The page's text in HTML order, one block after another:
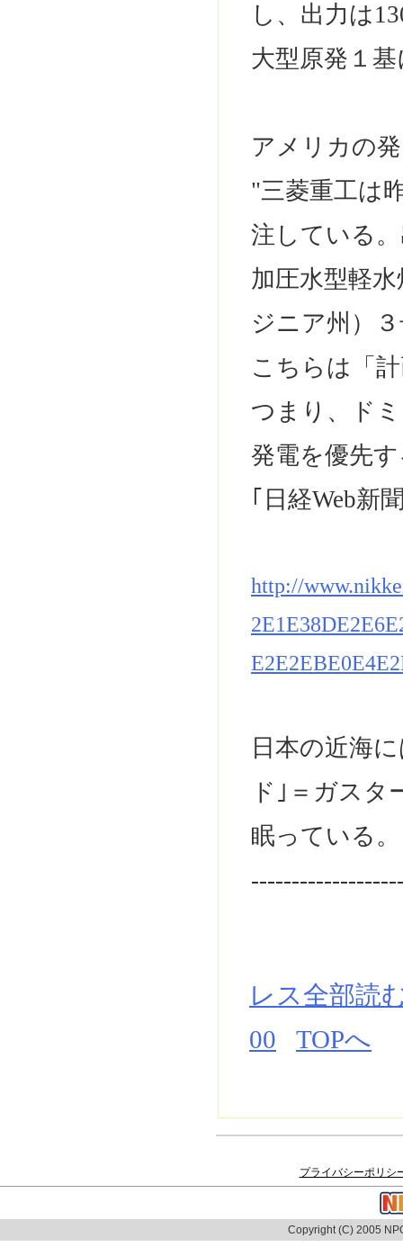
し、出力は
大型原発１
アメリカの
"三菱重工は
注している
加圧水型軽
ジニア州）
こちらは「
つまり、ド
発電を優先
｢日経Web新
http://
日本の近海
ド｣＝ガス
眠っている。
レス全部読
00
TOPへ
プライバシーポリシ
Copyright (C) 2005